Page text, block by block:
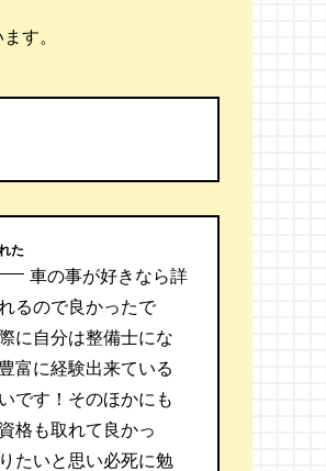
す。
た
車の事が好きなら詳
るので良かったで
に自分は整備士にな
富に経験出来ている
です！そのほかにも
格も取れて良かっ
たいと思い必死に勉